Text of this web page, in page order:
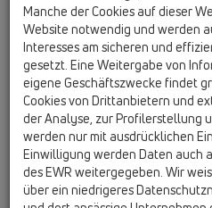
HL034.1E
02 Waschtisch /
Baustopfen
HL35
02 Waschtisch /
aus HL34, HL44, 2
2 Stk. HL42
HL35.0
Manche der Cookies auf dieser
Website notwendig und werden
Interesses am sicheren und
gesetzt. Eine Weitergabe von
eigene Geschäftszwecke findet
Cookies von Drittanbietern und
der Analyse, zur Profilerstellung
werden nur mit ausdrücklichen
Einwilligung werden Daten auch
des EWR weitergegeben. Wir
über ein niedrigeres